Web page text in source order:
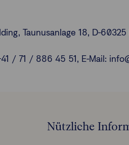
Taunusanlage 18, D-
/ 71 / 886 45 51, E-Mail:
Nützliche